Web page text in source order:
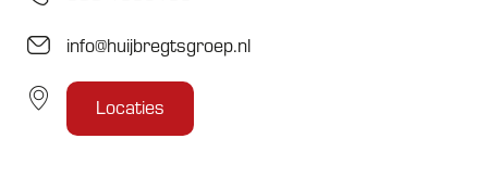
info@huijbregtsgroep.nl
Locaties